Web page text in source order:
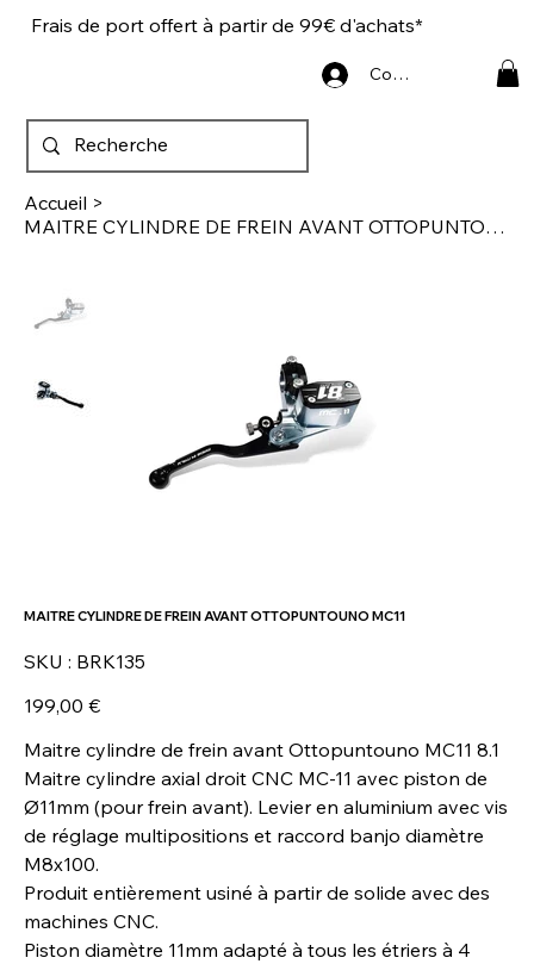
Frais de port offert à partir de 99€ d'achats*
Connexion
Accueil >
MAITRE CYLINDRE DE FREIN AVANT OTTOPUNTOUNO MC11
MAITRE CYLINDRE DE FREIN AVANT OTTOPUNTOUNO MC11
SKU : SKU
BRK135
BRK135
Prix
199,00 €
Maitre cylindre de frein avant Ottopuntouno MC11 8.1
Maitre cylindre axial droit CNC MC-11 avec piston de
Ø11mm (pour frein avant). Levier en aluminium avec vis
de réglage multipositions et raccord banjo diamètre
M8x100.
Produit entièrement usiné à partir de solide avec des
machines CNC.
Piston diamètre 11mm adapté à tous les étriers à 4